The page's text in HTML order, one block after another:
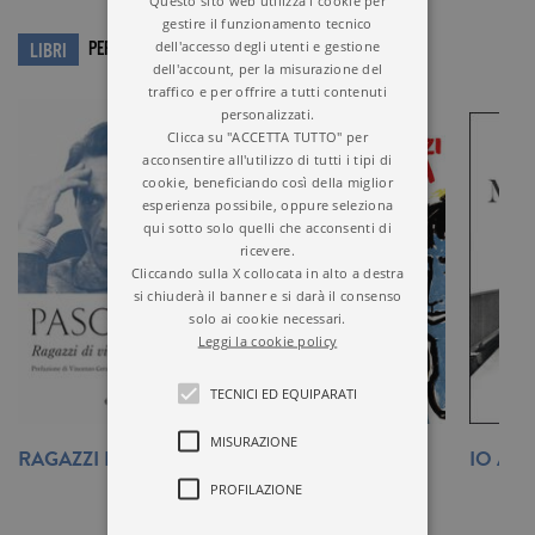
LIBRI PER APPROFONDIRE…
RAGAZZI DI VITA IO
gestire il funzionamento tecnico
dell'accesso degli utenti e gestione
dell'account, per la misurazione del
traffico e per offrire a tutti contenuti
personalizzati.
Clicca su "ACCETTA TUTTO" per
acconsentire all'utilizzo di tutti i tipi di
cookie, beneficiando così della miglior
esperienza possibile, oppure seleziona
qui sotto solo quelli che acconsenti di
ricevere.
Cliccando sulla X collocata in alto a destra
si chiuderà il banner e si darà il consenso
solo ai cookie necessari.
Leggi la cookie policy
TECNICI ED EQUIPARATI
MISURAZIONE
PROFILAZIONE